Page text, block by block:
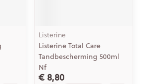
Listerine
Listerine Total Care
Tandbescherming 500ml
Nf
€ 8,80